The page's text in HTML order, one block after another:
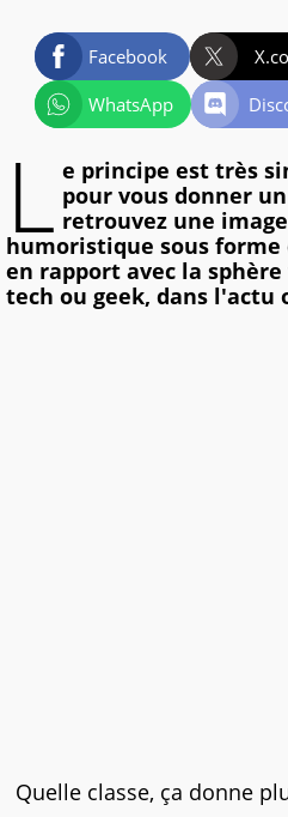
Facebook
WhatsApp
L e principe est très
pour vous donner
retrouvez une
humoristique sous forme
en rapport avec la
tech ou geek, dans l'actu
Quelle classe, ça donne